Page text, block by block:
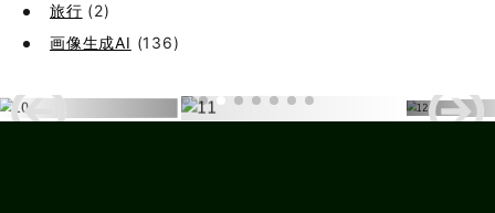
旅行 (2)
画像生成AI (136)